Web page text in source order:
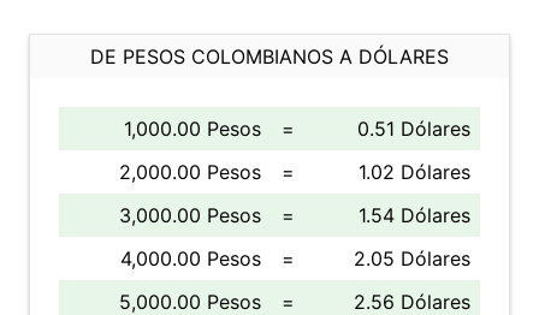
DE PESOS COLOMBIANOS A DÓLARES
1,000.00 Pesos =
0.51 Dólares
2,000.00 Pesos
=
1.02 Dólares
3,000.00 Pesos
=
1.54 Dólares
4,000.00 Pesos
=
2.05 Dólares
5,000.00 Pesos
=
2.56 Dólares